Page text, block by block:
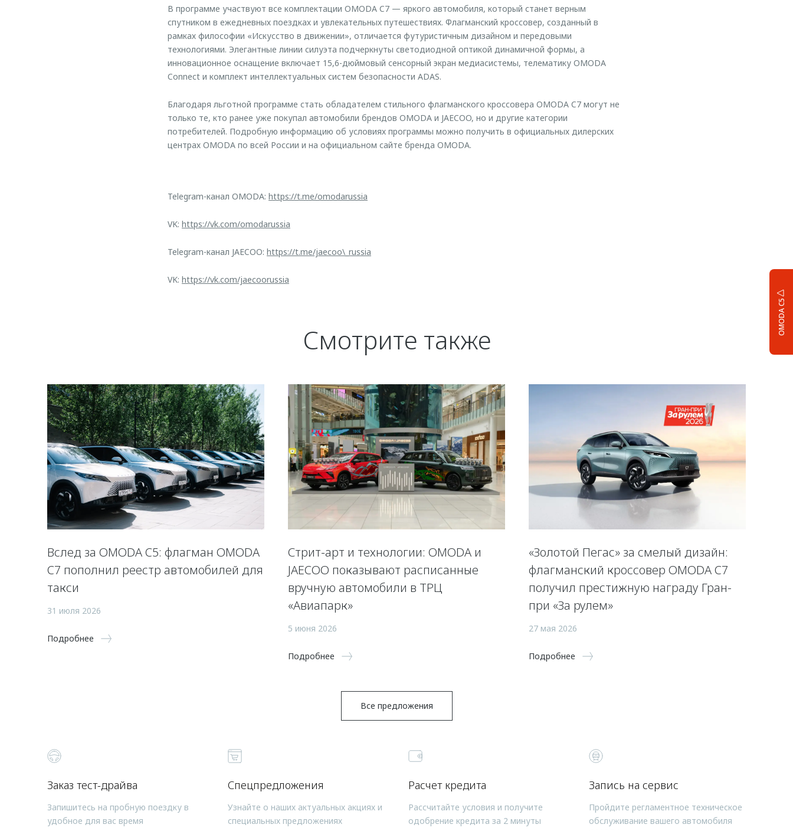
OMODA C5
В программе участвуют все комплектации OMODA C7 — яркого автомобиля, который станет верным
спутником в ежедневных поездках и увлекательных путешествиях. Флагманский кроссовер, созданный в
рамках философии «Искусство в движении», отличается футуристичным дизайном и передовыми
технологиями. Элегантные линии силуэта подчеркнуты светодиодной оптикой динамичной формы, а
инновационное оснащение включает 15,6-дюймовый сенсорный экран медиасистемы, телематику OMODA
Connect и комплект интеллектуальных систем безопасности ADAS.
Благодаря льготной программе стать обладателем стильного флагманского кроссовера OMODA C7 могут не
только те, кто ранее уже покупал автомобили брендов OMODA и JAECOO, но и другие категории
потребителей. Подробную информацию об условиях программы можно получить в официальных дилерских
центрах OMODA по всей России и на официальном сайте бренда OMODA.
Telegram-канал OMODA: https://t.me/omodarussia
VK: https://vk.com/omodarussia
Telegram-канал JAECOO: https://t.me/jaecoo\_russia
VK: https://vk.com/jaecoorussia
Смотрите также
Вслед за OMODA C5: флагман OMODA
C7 пополнил реестр автомобилей для
такси
31 июля 2026
Подробнее
Стрит-арт и технологии: OMODA и
JAECOO показывают расписанные
вручную автомобили в ТРЦ
«Авиапарк»
5 июня 2026
Подробнее
«Золотой Пегас» за смелый дизайн:
флагманский кроссовер OMODA C7
получил престижную награду Гран-
при «За рулем»
27 мая 2026
Подробнее
Все предложения
Заказ тест-драйва
Запишитесь на пробную поездку в
удобное для вас время
Спецпредложения
Узнайте о наших актуальных акциях и
специальных предложениях
Расчет кредита
Рассчитайте условия и получите
одобрение кредита за 2 минуты
Запись на сервис
Пройдите регламентное техническое
обслуживание вашего автомобиля